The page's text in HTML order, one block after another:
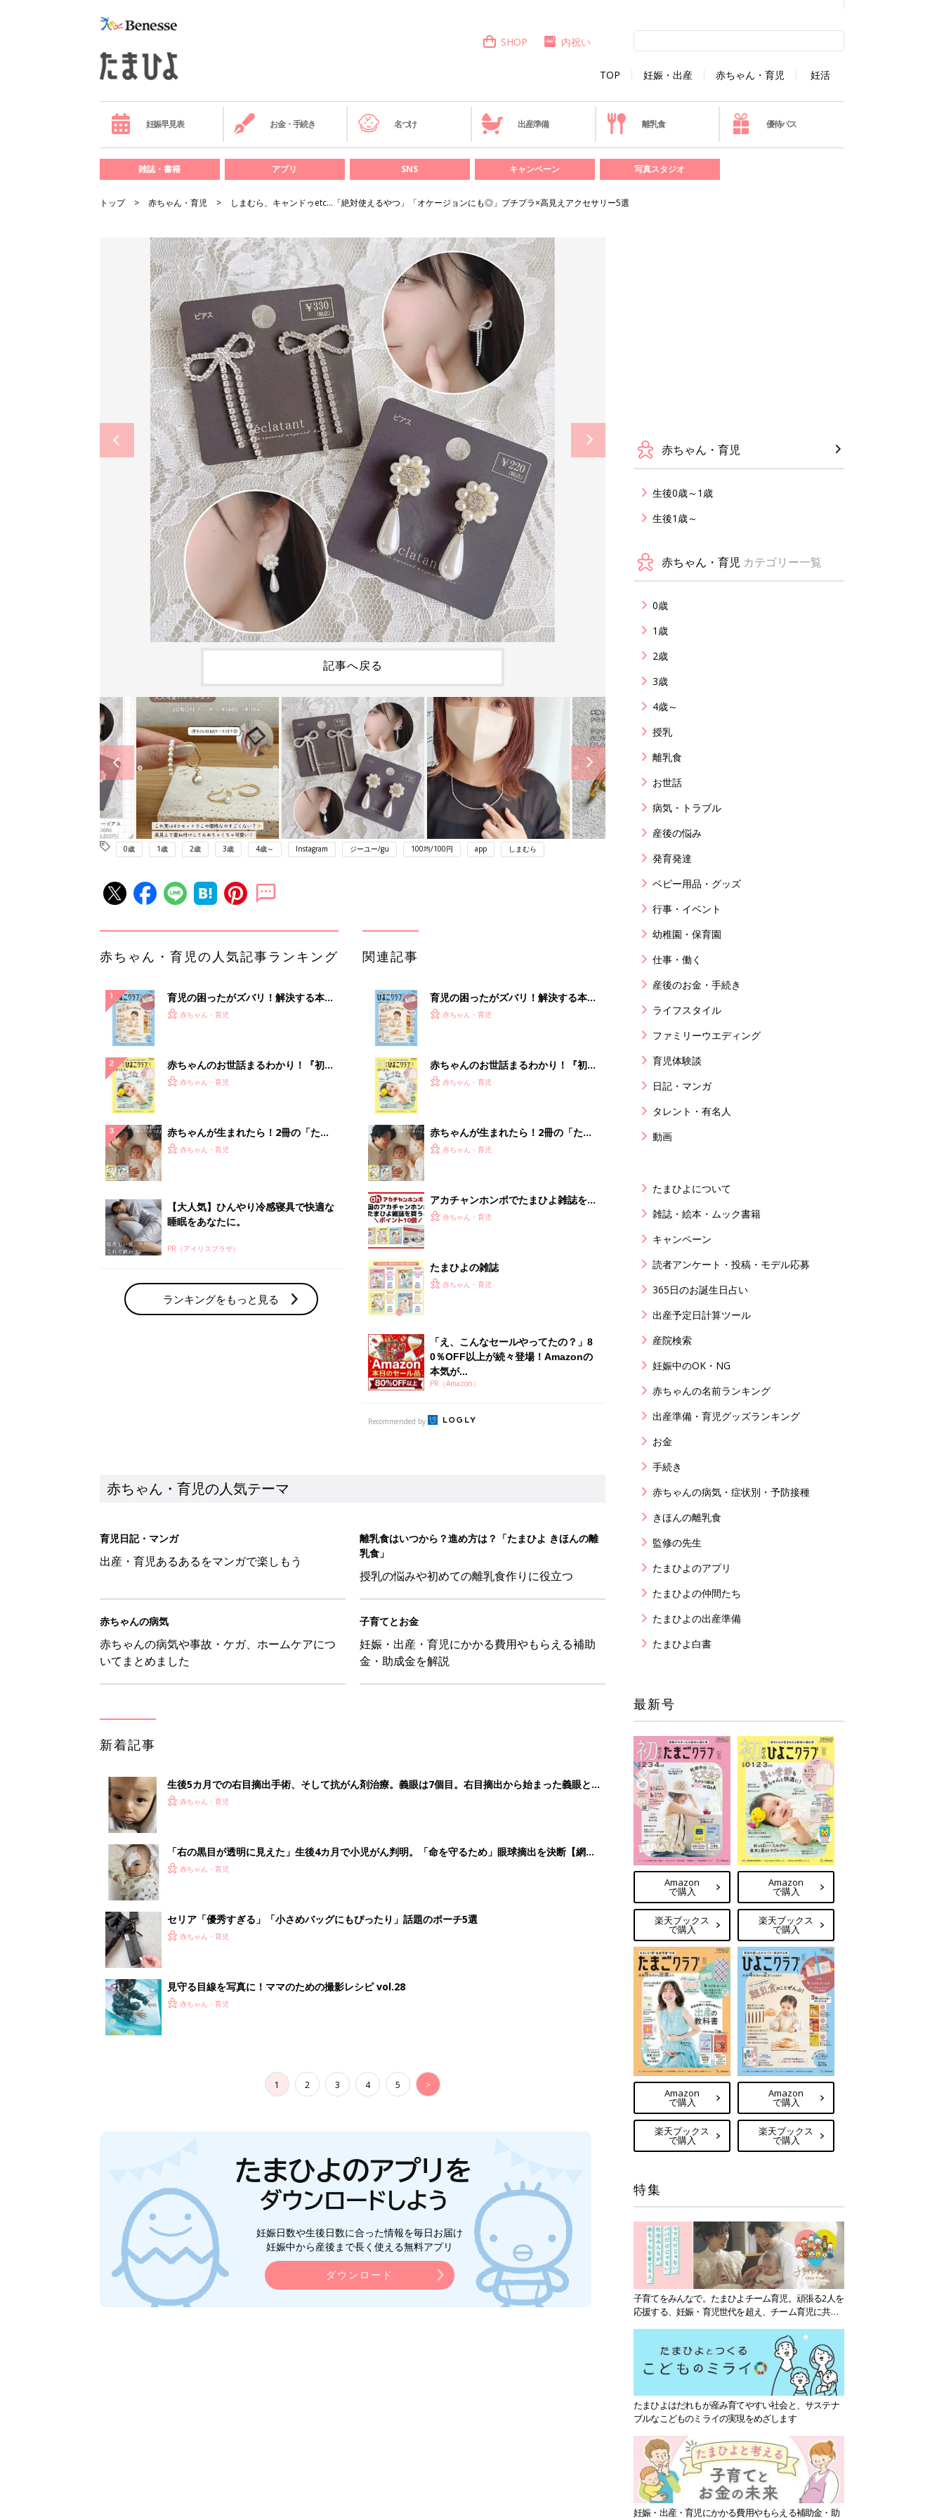
TOP 妊娠・出産 赤ちゃん・育児 妊活
SHOP 内祝い
妊娠早見表 お金・手続き 名づけ 出産準備 離乳食 優待パス
雑誌・書籍 アプリ SNS キャンペーン 写真スタジオ
トップ 赤ちゃん・育児 しまむら、キャンドゥetc…「絶対使えるやつ」「オケージョンにも◎」プチプラ×高見えアクセサリー5選
記事へ戻る
0歳 1歳 2歳 3歳 4歳～ Instagram ジーユー/gu 100均/100円 app しまむら
赤ちゃん・育児の人気記事ランキング
育児の困ったがズバリ！解決する本
『ひよこクラブ 秋号』 4カ月～2才
赤ちゃん・育児
赤ちゃんのお世話まるわかり！『初め
てのひよこクラブ 夏号』〈巻頭大特
赤ちゃん・育児
赤ちゃんが生まれたら！2冊の「たま
ひよ」
赤ちゃん・育児
【大人気】ひんやり冷感寝具で快適な
睡眠をあなたに。
PR（アイリスプラザ）
ランキングをもっと見る
関連記事
育児の困ったがズバリ！解決する本
『ひよこクラブ 秋号』 4カ月～2才
赤ちゃん・育児
赤ちゃんのお世話まるわかり！『初め
てのひよこクラブ 夏号』〈巻頭大特
赤ちゃん・育児
赤ちゃんが生まれたら！2冊の「たま
ひよ」
赤ちゃん・育児
アカチャンホンポでたまひよ雑誌を買
うとポイント10倍【期間限定】
赤ちゃん・育児
たまひよの雑誌
赤ちゃん・育児
「え、こんなセールやってたの？」8
0％OFF以上が続々登場！Amazonの
本気が...
PR（Amazon）
Recommended by
赤ちゃん・育児の人気テーマ
育児日記・マンガ
出産・育児あるあるをマンガで楽しもう
離乳食はいつから？進め方は？「たまひよ きほんの離
乳食」
授乳の悩みや初めての離乳食作りに役立つ
赤ちゃんの病気
赤ちゃんの病気や事故・ケガ、ホームケアにつ
いてまとめました
子育てとお金
妊娠・出産・育児にかかる費用やもらえる補助
金・助成金を解説
新着記事
生後5カ月での右目摘出手術、そして抗がん剤治療。義眼は7個目。右目摘出から始まった義眼と
の生活【網膜芽細胞腫】
赤ちゃん・育児
「右の黒目が透明に見えた」生後4カ月で小児がん判明。「命を守るため」眼球摘出を決断【網膜
芽細胞腫】
赤ちゃん・育児
セリア「優秀すぎる」「小さめバッグにもぴったり」話題のポーチ5選
赤ちゃん・育児
見守る目線を写真に！ママのための撮影レシピ vol.28
赤ちゃん・育児
1 2 3 4 5 >
妊娠日数や生後日数に合った情報を毎日お届け
妊娠中から産後まで長く使える無料アプリ
ダウンロード
赤ちゃん・育児
生後0歳～1歳
生後1歳～
赤ちゃん・育児 カテゴリー一覧
0歳
1歳
2歳
3歳
4歳～
授乳
離乳食
お世話
病気・トラブル
産後の悩み
発育発達
ベビー用品・グッズ
行事・イベント
幼稚園・保育園
仕事・働く
産後のお金・手続き
ライフスタイル
ファミリーウエディング
育児体験談
日記・マンガ
タレント・有名人
動画
たまひよについて
雑誌・絵本・ムック書籍
キャンペーン
読者アンケート・投稿・モデル応募
365日のお誕生日占い
出産予定日計算ツール
産院検索
妊娠中のOK・NG
赤ちゃんの名前ランキング
出産準備・育児グッズランキング
お金
手続き
赤ちゃんの病気・症状別・予防接種
きほんの離乳食
監修の先生
たまひよのアプリ
たまひよの仲間たち
たまひよの出産準備
たまひよ白書
最新号
Amazon
で購入
楽天ブックス
で購入
Amazon
で購入
楽天ブックス
で購入
Amazon
で購入
楽天ブックス
で購入
Amazon
で購入
楽天ブックス
で購入
特集
子育てをみんなで。たまひよチーム育児。頑張る2人を
応援する、妊娠・育児世代を超え、チーム育児に共感
たまひよはだれもが産み育てやすい社会と、サステナ
ブルなこどものミライの実現をめざします
妊娠・出産・育児にかかる費用やもらえる補助金・助